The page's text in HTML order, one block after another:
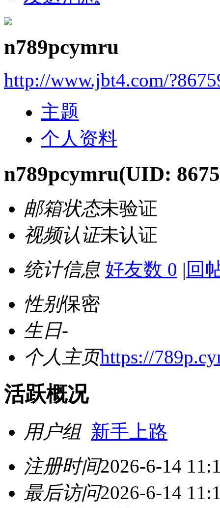
n789pcymru
http://www.jbt4.com/
主题
个人资料
n789pcymru(UID:
邮箱状态未验证
视频认证未认证
统计信息 好友数 0 | 回
性别保密
生日-
个人主页https://
活跃概况
用户组 新手上路
注册时间2026-6-14
最后访问2026-6-14